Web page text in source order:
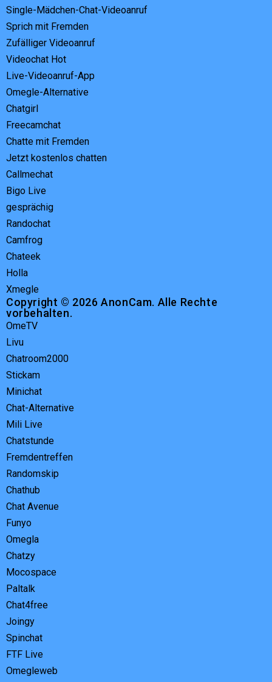
Single-Mädchen-Chat-Videoanruf
Sprich mit Fremden
Zufälliger Videoanruf
Videochat Hot
Live-Videoanruf-App
Omegle-Alternative
Chatgirl
Freecamchat
Chatte mit Fremden
Jetzt kostenlos chatten
Callmechat
Bigo Live
gesprächig
Randochat
Camfrog
Chateek
Holla
Xmegle
Copyright © 2026 AnonCam. Alle Rechte
vorbehalten.
OmeTV
Livu
Chatroom2000
Stickam
Minichat
Chat-Alternative
Mili Live
Chatstunde
Fremdentreffen
Randomskip
Chathub
Chat Avenue
Funyo
Omegla
Chatzy
Mocospace
Paltalk
Chat4free
Joingy
Spinchat
FTF Live
Omegleweb